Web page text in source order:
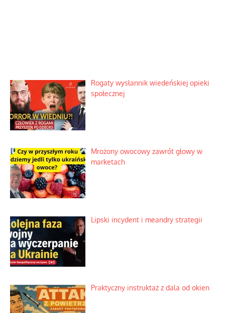
Rogaty wysłannik wiedeńskiej opieki
społecznej
Mrożony owocowy zawrót głowy w
marketach
Lipski incydent i meandry strategii
Praktyczny instruktaż z dala od okien